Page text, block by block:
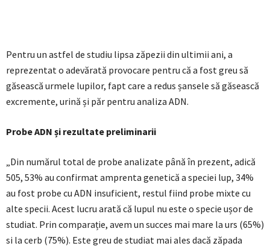
Pentru un astfel de studiu lipsa zăpezii din ultimii ani, a
reprezentat o adevărată provocare pentru că a fost greu să
găsească urmele lupilor, fapt care a redus șansele să găsească
excremente, urină și păr pentru analiza ADN.
Probe ADN și rezultate preliminarii
„Din numărul total de probe analizate până în prezent, adică
505, 53% au confirmat amprenta genetică a speciei lup, 34%
au fost probe cu ADN insuficient, restul fiind probe mixte cu
alte specii. Acest lucru arată că lupul nu este o specie ușor de
studiat. Prin comparație, avem un succes mai mare la urs (65%)
si la cerb (75%). Este greu de studiat mai ales dacă zăpada